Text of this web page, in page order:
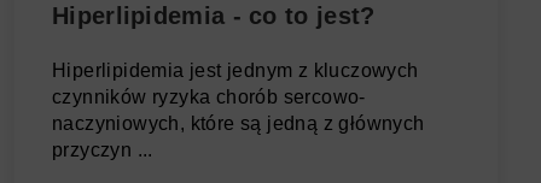
Hiperlipidemia - co to jest?
Hiperlipidemia jest jednym z kluczowych
czynników ryzyka chorób sercowo-
naczyniowych, które są jedną z głównych
przyczyn ...